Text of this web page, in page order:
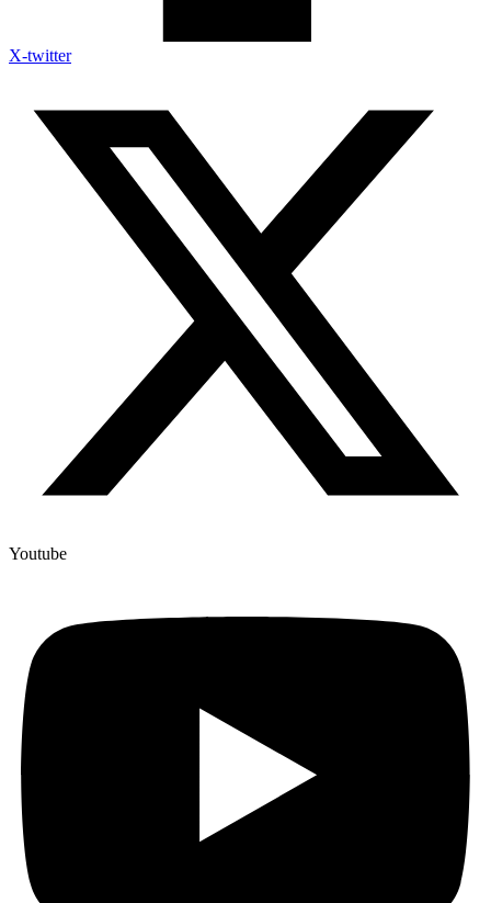
X-twitter
Youtube